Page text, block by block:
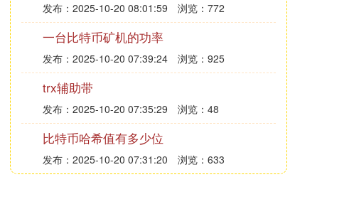
发布：2025-10-20 08:01:59 浏览：772
一台比特币矿机的功率
发布：2025-10-20 07:39:24 浏览：925
trx辅助带
发布：2025-10-20 07:35:29 浏览：48
比特币哈希值有多少位
发布：2025-10-20 07:31:20 浏览：633